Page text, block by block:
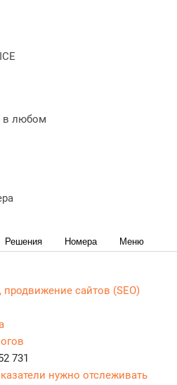
в любом
Решения Номера Меню
и советы для развития
Основы -
информация доступным
сайтов (SEO)
731
нужно отслеживать